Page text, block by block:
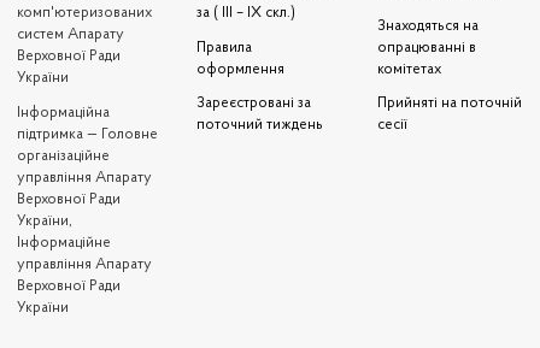
комп'ютеризованих
систем Апарату
Верховної Ради
України
Iнформаційна
підтримка — Головне
організаційне
управління Апарату
Верховної Ради
України,
Інформаційне
управління Апарату
Верховної Ради
України
за ( III – IX скл.)
Правила
оформлення
Зареєстровані за
поточний тиждень
Знаходяться на
опрацюванні в
комітетах
Прийняті на поточній
сесії